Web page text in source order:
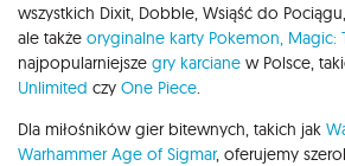
wszystkich Dixit, Dobble, Wsiąść do
ale także oryginalne karty Pokemon, Magic:
najpopularniejsze gry karciane w Polsce,
Unlimited czy One Piece
Dla miłośników gier bitewnych, takich jak
Warhammer Age of Sigmar, oferujemy